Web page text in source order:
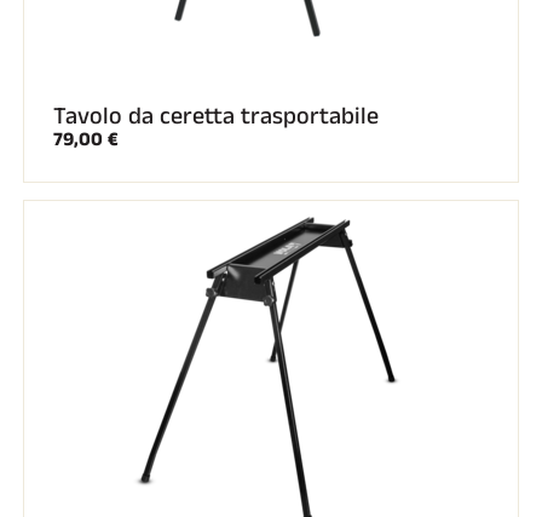
Tavolo da ceretta trasportabile
79,00 €